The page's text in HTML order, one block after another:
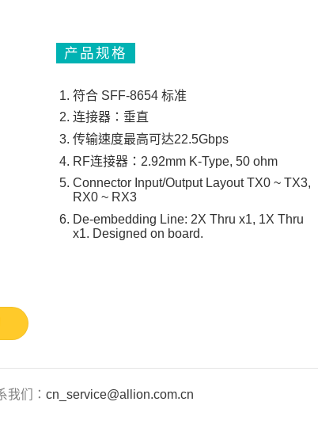
产品规格
符合 SFF-8654 标准
连接器：垂直
传输速度最高可达22.5Gbps
RF连接器：2.92mm K-Type, 50 ohm
Connector Input/Output Layout TX0 ~ TX3,
RX0 ~ RX3
De-embedding Line: 2X Thru x1, 1X Thru
x1. Designed on board.
我们：cn_service@allion.com.cn